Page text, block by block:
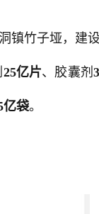
镇竹子垭，建
25亿片、胶囊剂
亿袋。